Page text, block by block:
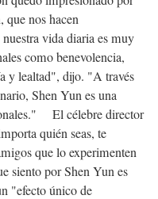
que nos hacen
vida diaria es muy
como benevolencia,
y lealtad", dijo. "A través
Shen Yun es una
El célebre director
quién seas, te
que lo experimenten
siento por Shen Yun es
"efecto único de